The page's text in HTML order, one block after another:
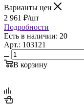
Варианты цен
2 961 ₽/шт
Подробности
Есть в наличии: 20
Арт.: 103121
В корзину